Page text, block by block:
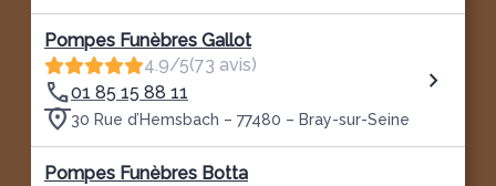
Pompes Funèbres Gallot
4.9/5(73 avis)
01 85 15 88 11
30 Rue d’Hemsbach – 77480 – Bray-sur-Seine
Pompes Funèbres Botta